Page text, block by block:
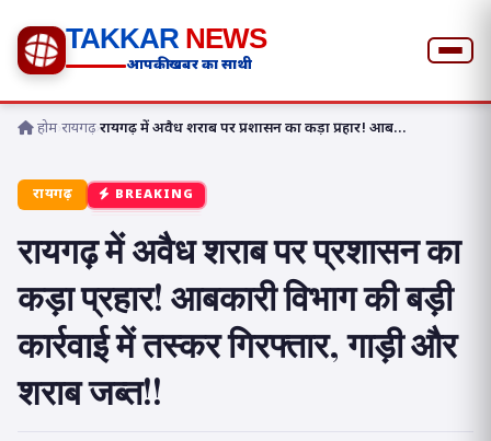
TAKKAR NEWS
आपकी खबर का साथी
होम›रायगढ़›रायगढ़ में अवैध शराब पर प्रशासन का कड़ा प्रहार! आब...
रायगढ़ BREAKING
रायगढ़ में अवैध शराब पर प्रशासन का
कड़ा प्रहार! आबकारी विभाग की बड़ी
कार्रवाई में तस्कर गिरफ्तार, गाड़ी और
शराब जब्त!!